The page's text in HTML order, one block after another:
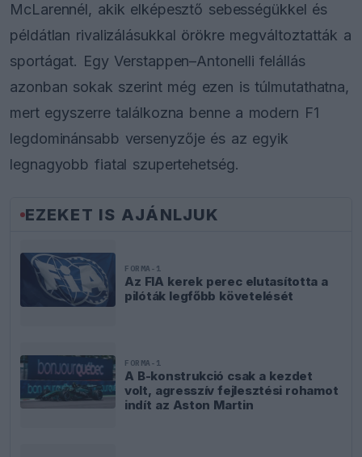
McLarennél, akik elképesztő sebességükkel és
példátlan rivalizálásukkal örökre megváltoztatták a
sportágat. Egy Verstappen–Antonelli felállás
azonban sokak szerint még ezen is túlmutathatna,
mert egyszerre találkozna benne a modern F1
legdominánsabb versenyzője és az egyik
legnagyobb fiatal szupertehetség.
EZEKET IS AJÁNLJUK
FORMA-1
Az FIA kerek perec elutasította a
pilóták legfőbb követelését
FORMA-1
A B-konstrukció csak a kezdet
volt, agresszív fejlesztési rohamot
indít az Aston Martin